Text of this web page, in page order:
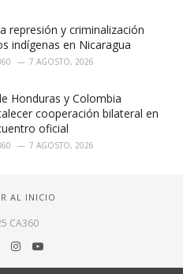
represión y criminalización
indígenas en Nicaragua
7 AGOSTO, 2026
Honduras y Colombia
cooperación bilateral en
oficial
7 AGOSTO, 2026
AL INICIO
CA360